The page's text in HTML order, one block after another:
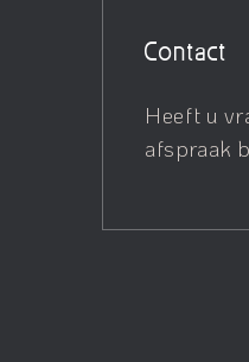
Contact
Heeft u
afspraak